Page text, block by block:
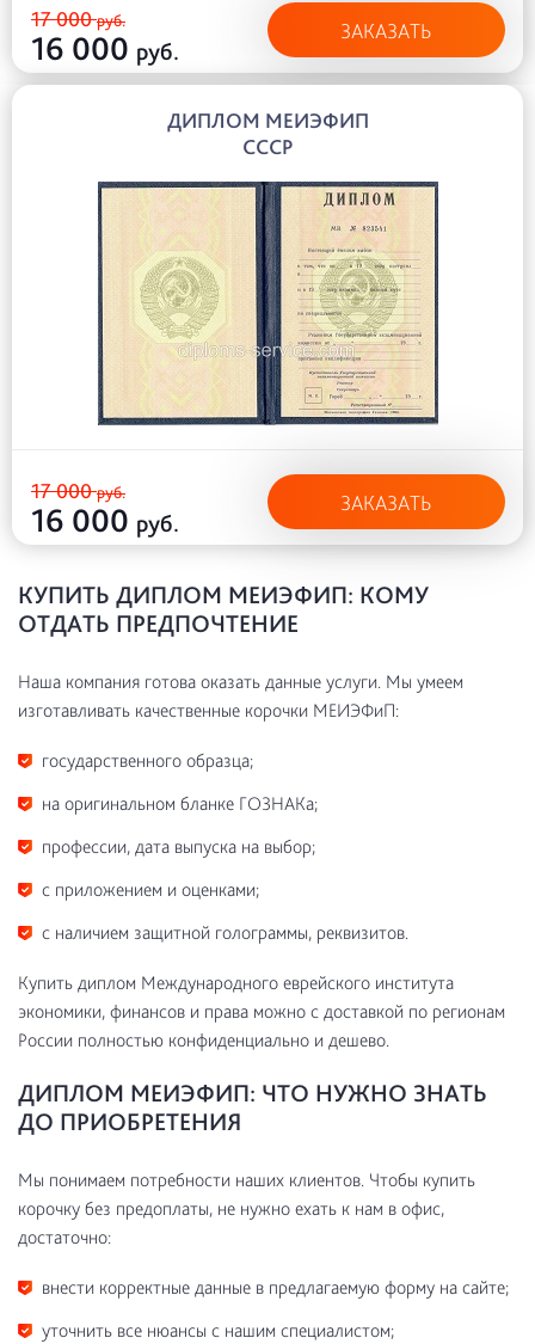
17 000руб.
16 000 руб.
ЗАКАЗАТЬ
ДИПЛОМ МЕИЭФИП
СССР
17 000руб.
16 000 руб.
ЗАКАЗАТЬ
КУПИТЬ ДИПЛОМ МЕИЭФИП: КОМУ
ОТДАТЬ ПРЕДПОЧТЕНИЕ
Наша компания готова оказать данные услуги. Мы умеем
изготавливать качественные корочки МЕИЭФиП:
государственного образца;
на оригинальном бланке ГОЗНАКа;
профессии, дата выпуска на выбор;
с приложением и оценками;
с наличием защитной голограммы, реквизитов.
Купить диплом Международного еврейского института
экономики, финансов и права можно с доставкой по регионам
России полностью конфиденциально и дешево.
ДИПЛОМ МЕИЭФИП: ЧТО НУЖНО ЗНАТЬ
ДО ПРИОБРЕТЕНИЯ
Мы понимаем потребности наших клиентов. Чтобы купить
корочку без предоплаты, не нужно ехать к нам в офис,
достаточно:
внести корректные данные в предлагаемую форму на сайте;
уточнить все нюансы с нашим специалистом;